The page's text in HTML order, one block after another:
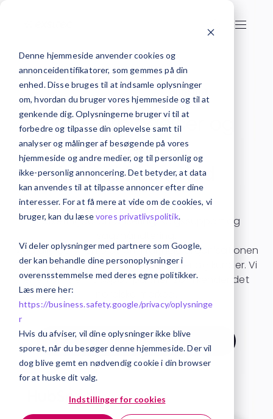
Denne hjemmeside anvender cookies og
annonceidentifikatorer, som gemmes på din
enhed. Disse bruges til at indsamle oplysninger
om, hvordan du bruger vores hjemmeside og til at
genkende dig. Oplysningerne bruger vi til at
forbedre og tilpasse din oplevelse samt til
analyser og målinger af besøgende på vores
hjemmeside og andre medier, og til personlig og
ikke-personlig annoncering. Det betyder, at data
kan anvendes til at tilpasse annoncer efter dine
interesser. For at få mere at vide om de cookies, vi
bruger, kan du læsevores privatlivspolitik.
Vi deler oplysninger med partnere som Google,
der kan behandle dine personoplysninger i
overensstemmelse med deres egne politikker.
Læs mere her:
https://business.safety.google/privacy/oplysninge
r
Hvis du afviser, vil dine oplysninger ikke blive
sporet, når du besøger denne hjemmeside. Der vil
dog blive gemt en nødvendig cookie i din browser
for at huske dit valg.
Indstillinger for cookies
Forside CRM-system HubSpot
Skab forbindelser og
vækst
i din virksomhed
HubSpot er et kraftfuldt CRM til
marketingautomatisering, salgssupport og
Med alle dele i én platform får hele organisationen
ET fælles billede af dine kundeemner og kunder. Vi
er en officiel HubSpot-partner, som kender det
Tal med en ekspert